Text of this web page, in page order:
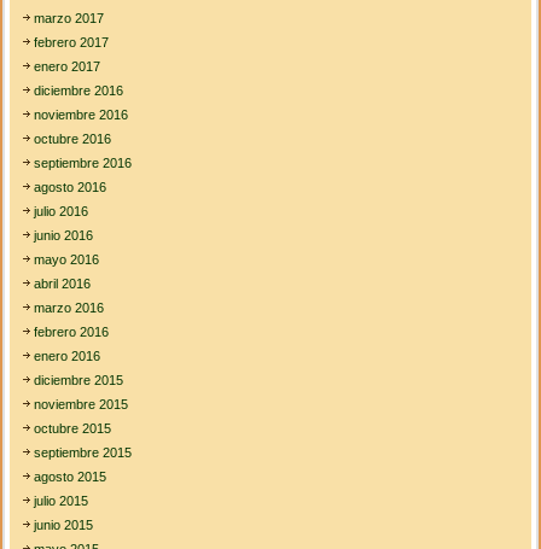
marzo 2017
febrero 2017
enero 2017
diciembre 2016
noviembre 2016
octubre 2016
septiembre 2016
agosto 2016
julio 2016
junio 2016
mayo 2016
abril 2016
marzo 2016
febrero 2016
enero 2016
diciembre 2015
noviembre 2015
octubre 2015
septiembre 2015
agosto 2015
julio 2015
junio 2015